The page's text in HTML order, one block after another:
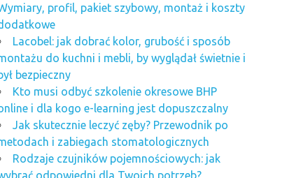
profil, pakiet szybowy, montaż i koszty
Lacobel: jak dobrać kolor, grubość i sposób
do kuchni i mebli, by wyglądał świetnie i
bezpieczny
Kto musi odbyć szkolenie okresowe BHP
i dla kogo e-learning jest dopuszczalny
Jak skutecznie leczyć zęby? Przewodnik po
i zabiegach stomatologicznych
Rodzaje czujników pojemnościowych: jak
odpowiedni dla Twoich potrzeb?